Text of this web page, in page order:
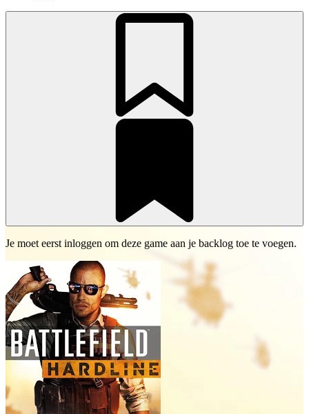
Je moet eerst inloggen om deze game aan je backlog toe te voegen.